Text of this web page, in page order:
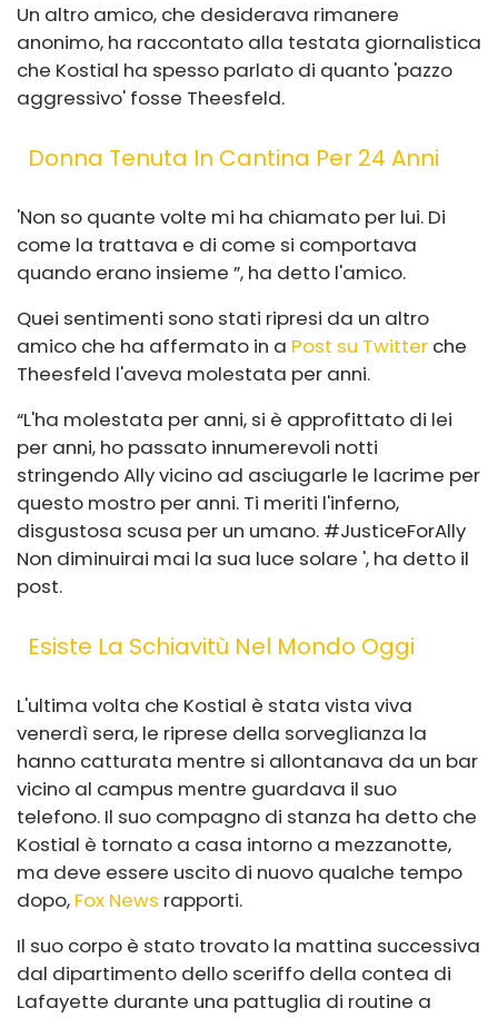
Un altro amico, che desiderava rimanere
anonimo, ha raccontato alla testata giornalistica
che Kostial ha spesso parlato di quanto 'pazzo
aggressivo' fosse Theesfeld.
Donna Tenuta In Cantina Per 24 Anni
'Non so quante volte mi ha chiamato per lui. Di
come la trattava e di come si comportava
quando erano insieme ”, ha detto l'amico.
Quei sentimenti sono stati ripresi da un altro
amico che ha affermato in a Post su Twitter che
Theesfeld l'aveva molestata per anni.
“L'ha molestata per anni, si è approfittato di lei
per anni, ho passato innumerevoli notti
stringendo Ally vicino ad asciugarle le lacrime per
questo mostro per anni. Ti meriti l'inferno,
disgustosa scusa per un umano. #JusticeForAlly
Non diminuirai mai la sua luce solare ', ha detto il
post.
Esiste La Schiavitù Nel Mondo Oggi
L'ultima volta che Kostial è stata vista viva
venerdì sera, le riprese della sorveglianza la
hanno catturata mentre si allontanava da un bar
vicino al campus mentre guardava il suo
telefono. Il suo compagno di stanza ha detto che
Kostial è tornato a casa intorno a mezzanotte,
ma deve essere uscito di nuovo qualche tempo
dopo, Fox News rapporti.
Il suo corpo è stato trovato la mattina successiva
dal dipartimento dello sceriffo della contea di
Lafayette durante una pattuglia di routine a